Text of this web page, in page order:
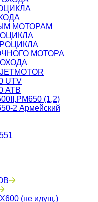
МОТОРАМ
МОТОРА
UTV
АТВ
(1,2)
2 Армейский
(не идущ.)